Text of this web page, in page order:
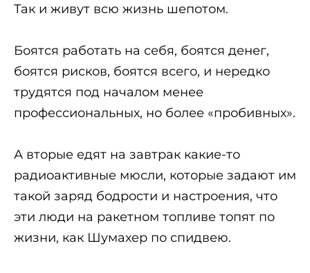
Так и живут всю жизнь шепотом.
Боятся работать на себя, боятся денег,
боятся рисков, боятся всего, и нередко
трудятся под началом менее
профессиональных, но более «пробивных».
А вторые едят на завтрак какие-то
радиоактивные мюсли, которые задают им
такой заряд бодрости и настроения, что
эти люди на ракетном топливе топят по
жизни, как Шумахер по спидвею.